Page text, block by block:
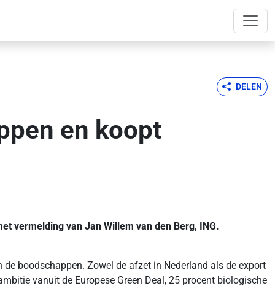
DELEN
en koopt
vermelding van Jan Willem van den Berg, ING.
boodschappen. Zowel de afzet in Nederland als de export
vanuit de Europese Green Deal, 25 procent biologische